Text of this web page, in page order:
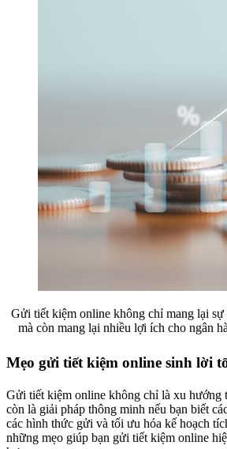
Gửi tiết kiệm online không chỉ mang lại
mà còn mang lại nhiều lợi ích cho ngân
Mẹo gửi tiết kiệm online sinh lời
Gửi tiết kiệm online không chỉ là xu hướng
còn là giải pháp thông minh nếu bạn biết
các hình thức gửi và tối ưu hóa kế hoạch
những mẹo giúp bạn gửi tiết kiệm online